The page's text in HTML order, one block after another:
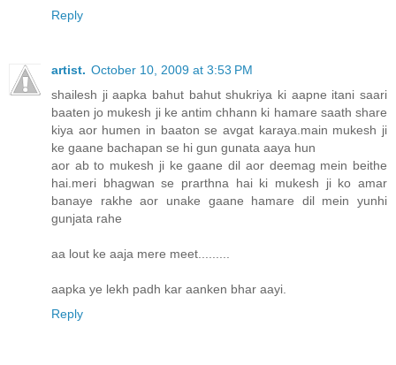
Reply
artist. October 10, 2009 at 3:53 PM
shailesh ji aapka bahut bahut shukriya ki aapne itani saari
baaten jo mukesh ji ke antim chhann ki hamare saath share
kiya aor humen in baaton se avgat karaya.main mukesh ji
ke gaane bachapan se hi gun gunata aaya hun
aor ab to mukesh ji ke gaane dil aor deemag mein beithe
hai.meri bhagwan se prarthna hai ki mukesh ji ko amar
banaye rakhe aor unake gaane hamare dil mein yunhi
gunjata rahe
aa lout ke aaja mere meet.........
aapka ye lekh padh kar aanken bhar aayi.
Reply